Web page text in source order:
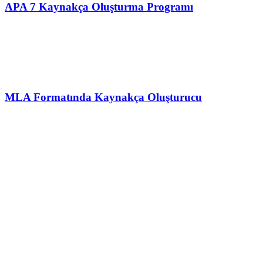
APA 7 Kaynakça Oluşturma Programı
MLA Formatında Kaynakça Oluşturucu